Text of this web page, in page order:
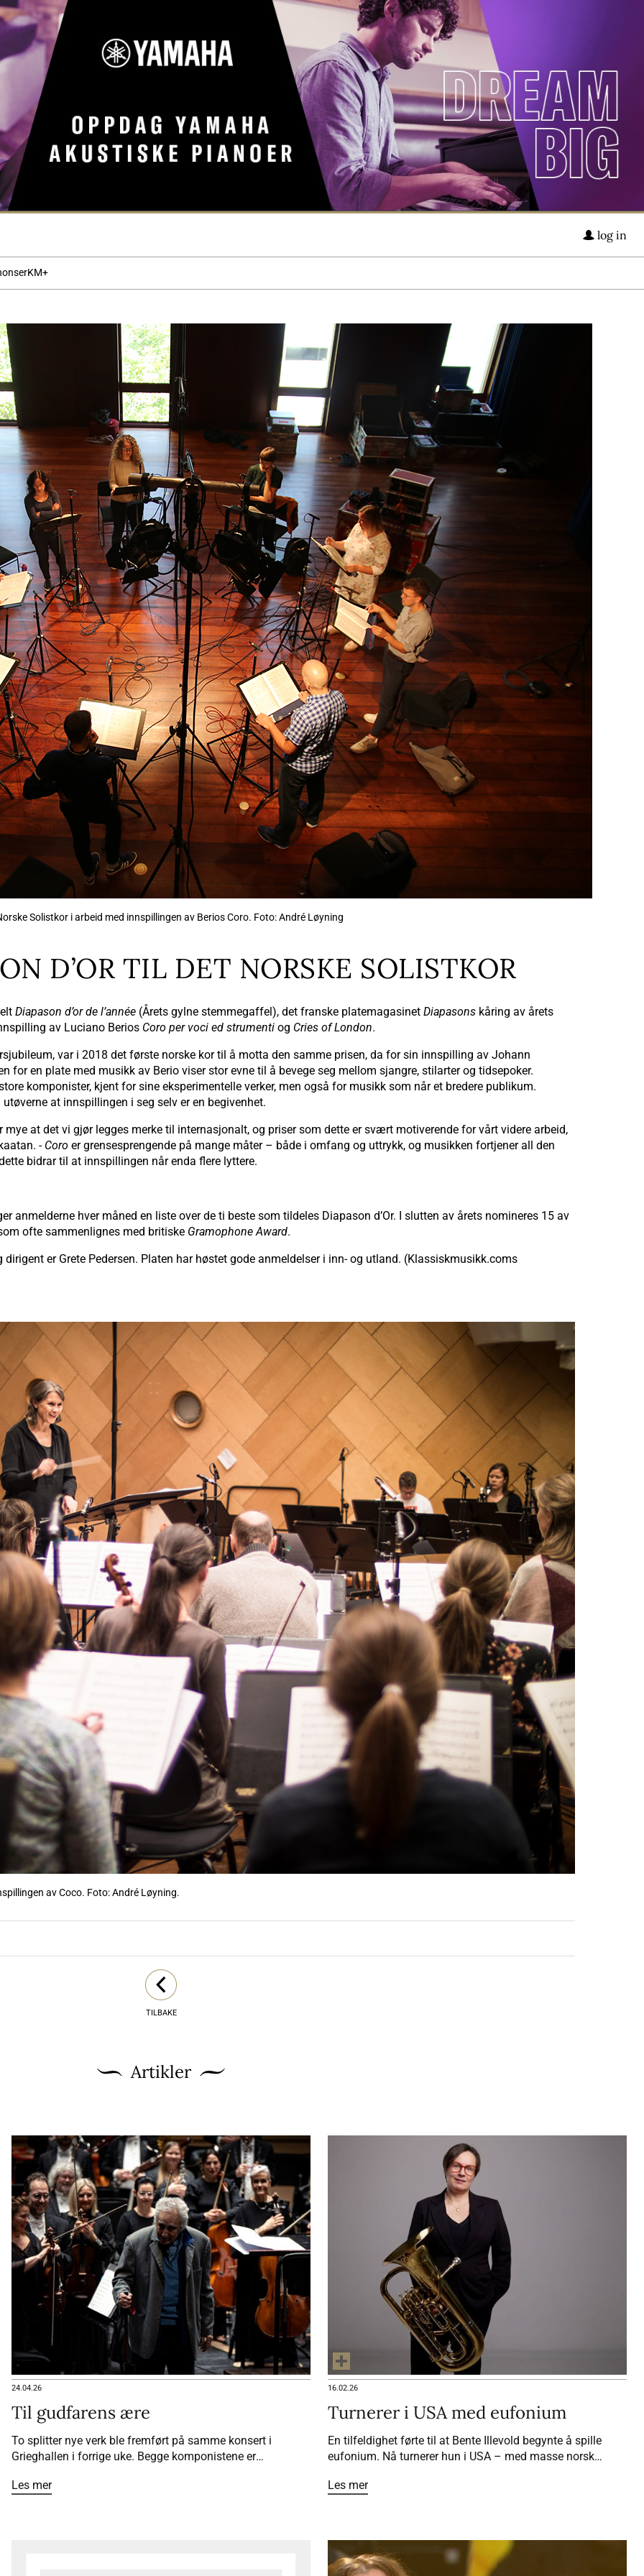
log in
KM+
Solistkor i arbeid med innspillingen av Berios Coro. Foto: André Løyning
D’OR TIL DET NORSKE SOLISTKOR
Diapason d’or de l’année (Årets gylne stemmegaffel), det franske platemagasinet Diapasons kåring av årets
av Luciano Berios Coro per voci ed strumenti og Cries of London.
var i 2018 det første norske kor til å motta den samme prisen, da for sin innspilling av Johann
for en plate med musikk av Berio viser stor evne til å bevege seg mellom sjangre, stilarter og tidsepoker.
komponister, kjent for sine eksperimentelle verker, men også for musikk som når et bredere publikum.
at innspillingen i seg selv er en begivenhet.
mye at det vi gjør legges merke til internasjonalt, og priser som dette er svært motiverende for vårt videre arbeid,
- Coro er grensesprengende på mange måter – både i omfang og uttrykk, og musikken fortjener all den
bidrar til at innspillingen når enda flere lyttere.
anmelderne hver måned en liste over de ti beste som tildeles Diapason d’Or. I slutten av årets nomineres 15 av
ofte sammenlignes med britiske Gramophone Award.
er Grete Pedersen. Platen har høstet gode anmeldelser i inn- og utland. (Klassiskmusikk.coms
av Coco. Foto: André Løyning.
TILBAKE
Artikler
24.04.26
Til gudfarens ære
To splitter nye verk ble fremført på samme konsert i
Grieghallen i forrige uke. Begge komponistene er
Pianokonsert og Ketil Hvoslefs
Les mer
16.02.26
Turnerer i USA med eufonium
En tilfeldighet førte til at Bente Illevold begynte å spille
eufonium. Nå turnerer hun i USA – med masse norsk
Les mer